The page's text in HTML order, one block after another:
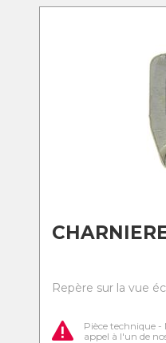
Repère sur la vue
Pièce technique -
appel à l'un de